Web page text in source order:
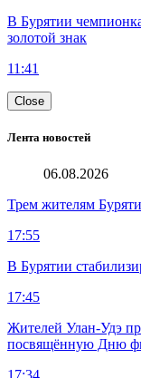
В Бурятии
золотой знак
11:41
Close
Лента новостей
06.08.2026
Трем жителям
17:55
В Бурятии
17:45
Жителей Улан-Удэ
посвящённую Дню
17:34